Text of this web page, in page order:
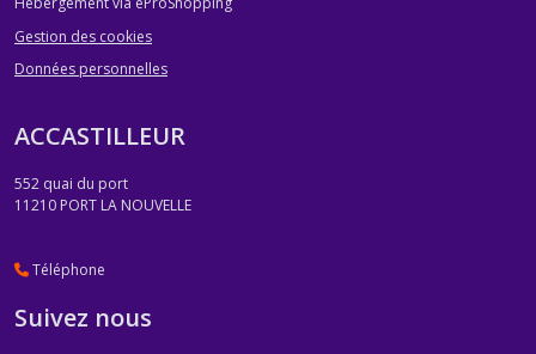
Gestion des cookies
Données personnelles
ACCASTILLEUR
552 quai du port
11210 PORT LA NOUVELLE
Téléphone
Suivez nous